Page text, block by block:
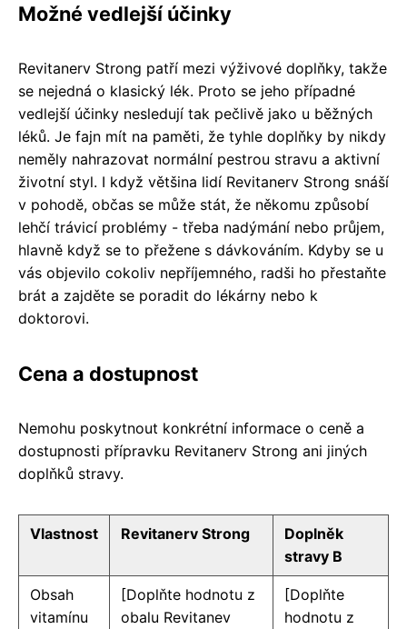
Možné vedlejší účinky
Revitanerv Strong patří mezi výživové doplňky, takže
se nejedná o klasický lék. Proto se jeho případné
vedlejší účinky nesledují tak pečlivě jako u běžných
léků. Je fajn mít na paměti, že tyhle doplňky by nikdy
neměly nahrazovat normální pestrou stravu a aktivní
životní styl. I když většina lidí Revitanerv Strong snáší
v pohodě, občas se může stát, že někomu způsobí
lehčí trávicí problémy - třeba nadýmání nebo průjem,
hlavně když se to přežene s dávkováním. Kdyby se u
vás objevilo cokoliv nepříjemného, radši ho přestaňte
brát a zajděte se poradit do lékárny nebo k
doktorovi.
Cena a dostupnost
Nemohu poskytnout konkrétní informace o ceně a
dostupnosti přípravku Revitanerv Strong ani jiných
doplňků stravy.
Vlastnost Revitanerv Strong
Doplněk
stravy B
Obsah
vitamínu
[Doplňte hodnotu z
obalu Revitanev
[Doplňte
hodnotu z